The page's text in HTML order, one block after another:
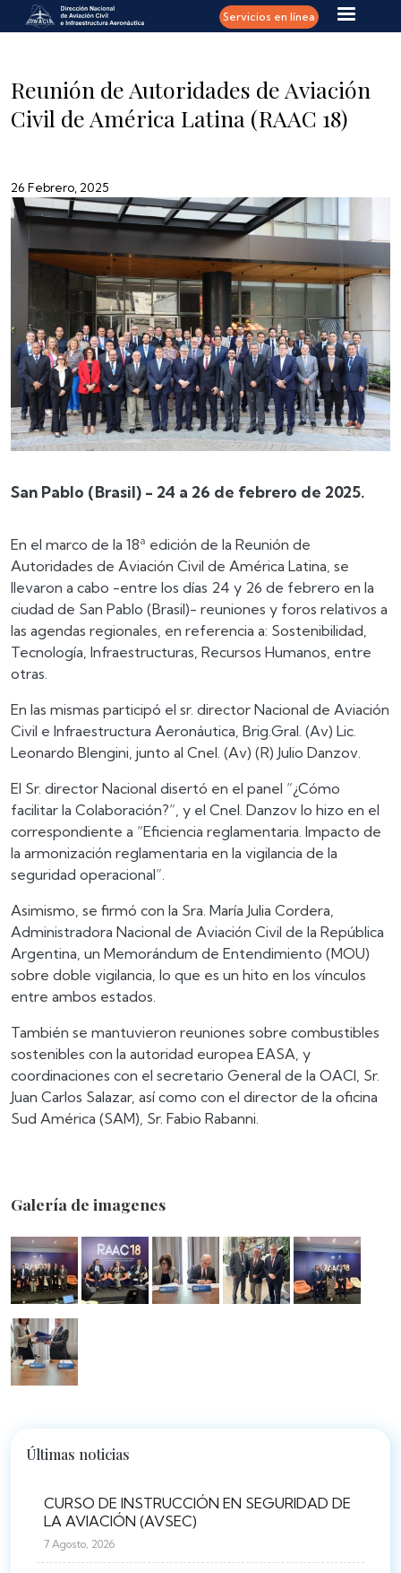
Pasar al contenido principal Servicios en línea
Reunión de Autoridades de Aviación
Civil de América Latina (RAAC 18)
26 Febrero, 2025
San Pablo (Brasil) - 24 a 26 de febrero de 2025.
En el marco de la 18ª edición de la Reunión de
Autoridades de Aviación Civil de América Latina, se
llevaron a cabo -entre los días 24 y 26 de febrero en la
ciudad de San Pablo (Brasil)- reuniones y foros relativos a
las agendas regionales, en referencia a: Sostenibilidad,
Tecnología, Infraestructuras, Recursos Humanos, entre
otras.
En las mismas participó el sr. director Nacional de Aviación
Civil e Infraestructura Aeronáutica, Brig.Gral. (Av) Lic.
Leonardo Blengini, junto al Cnel. (Av) (R) Julio Danzov.
El Sr. director Nacional disertó en el panel “¿Cómo
facilitar la Colaboración?”, y el Cnel. Danzov lo hizo en el
correspondiente a “Eficiencia reglamentaria. Impacto de
la armonización reglamentaria en la vigilancia de la
seguridad operacional”.
Asimismo, se firmó con la Sra. María Julia Cordera,
Administradora Nacional de Aviación Civil de la República
Argentina, un Memorándum de Entendimiento (MOU)
sobre doble vigilancia, lo que es un hito en los vínculos
entre ambos estados.
También se mantuvieron reuniones sobre combustibles
sostenibles con la autoridad europea EASA, y
coordinaciones con el secretario General de la OACI, Sr.
Juan Carlos Salazar, así como con el director de la oficina
Sud América (SAM), Sr. Fabio Rabanni.
Galería de imagenes
Últimas noticias
CURSO DE INSTRUCCIÓN EN SEGURIDAD DE
LA AVIACIÓN (AVSEC)
7 Agosto, 2026